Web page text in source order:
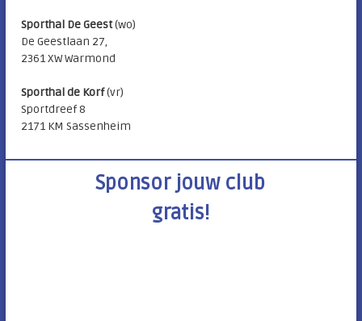
Sporthal De Geest(wo)
De Geestlaan 27,
2361 XW Warmond
Sporthal de Korf(vr)
Sportdreef 8
2171 KM Sassenheim
Sponsor jouw club
gratis!